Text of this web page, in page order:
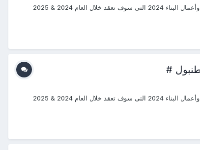
#دورات_2024_2025 #منتجع_التدريب_الدولى #ITR_Center بسم الله الرحمن الرحيم يتشرف منتجع التدريب الدولي ITR بتقديم دورات فى الهندسة المدنية وأعمال البناء 2024 التى سوف تعقد خلال العام 2024 & 2025
#
#دورات_2024_2025 #منتجع_التدريب_الدولى #ITR_Center بسم الله الرحمن الرحيم يتشرف منتجع التدريب الدولي ITR بتقديم دورات فى الهندسة المدنية وأعمال البناء 2024 التى سوف تعقد خلال العام 2024 & 2025